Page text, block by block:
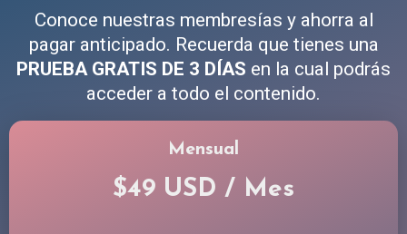
Conoce nuestras membresías y ahorra al
pagar anticipado. Recuerda que tienes una
PRUEBA GRATIS DE 3 DÍAS en la cual podrás
acceder a todo el contenido.
Mensual
$49 USD / Mes